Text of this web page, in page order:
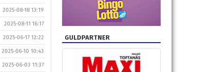
2025-08-18 13:19
2025-08-11 16:17
2025-06-17 12:22
2025-06-10 10:43
2025-06-03 11:37
GULDPARTNER